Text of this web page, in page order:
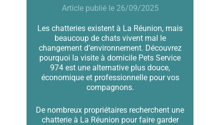
Article publié le 26/09/2025
Les chatteries existent à La Réunion, mais
beaucoup de chats vivent mal le
changement d’environnement. Découvrez
pourquoi la visite à domicile Pets Service
974 est une alternative plus douce,
économique et professionnelle pour vos
compagnons.
De nombreux propriétaires recherchent une
chatterie à La Réunion pour faire garder